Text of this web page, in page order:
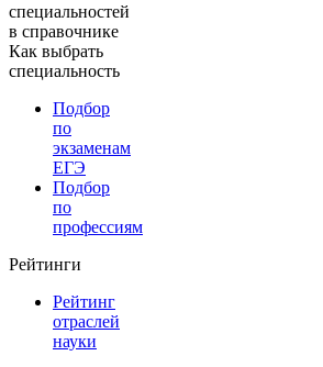
специальностей
в справочнике
Как выбрать
специальность
Подбор
по
экзаменам
ЕГЭ
Подбор
по
профессиям
Рейтинги
Рейтинг
отраслей
науки